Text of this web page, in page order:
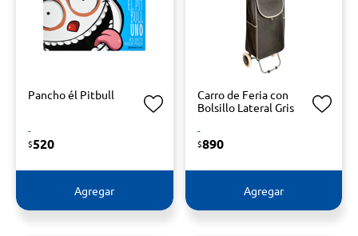
Pancho él Pitbull
-
$520
Agregar
Carro de Feria con
Bolsillo Lateral Gris
-
$890
Agregar